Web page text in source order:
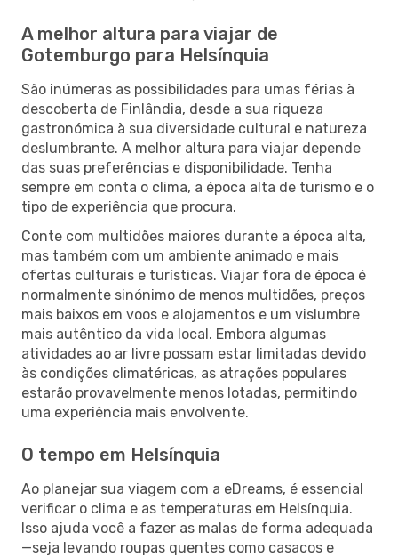
A melhor altura para viajar de
Gotemburgo para Helsínquia
São inúmeras as possibilidades para umas férias à
descoberta de Finlândia, desde a sua riqueza
gastronómica à sua diversidade cultural e natureza
deslumbrante. A melhor altura para viajar depende
das suas preferências e disponibilidade. Tenha
sempre em conta o clima, a época alta de turismo e o
tipo de experiência que procura.
Conte com multidões maiores durante a época alta,
mas também com um ambiente animado e mais
ofertas culturais e turísticas. Viajar fora de época é
normalmente sinónimo de menos multidões, preços
mais baixos em voos e alojamentos e um vislumbre
mais autêntico da vida local. Embora algumas
atividades ao ar livre possam estar limitadas devido
às condições climatéricas, as atrações populares
estarão provavelmente menos lotadas, permitindo
uma experiência mais envolvente.
O tempo em Helsínquia
Ao planejar sua viagem com a eDreams, é essencial
verificar o clima e as temperaturas em Helsínquia.
Isso ajuda você a fazer as malas de forma adequada
—seja levando roupas quentes como casacos e